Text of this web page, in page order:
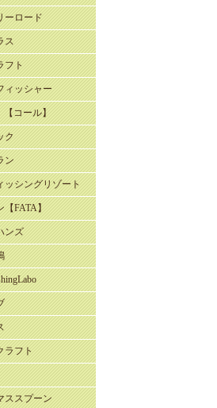
ーロード
ス
フト
ィッシャー
コール】
ク
ン
ッシングリゾート
【FATA】
ンズ
ラフト
ススプーン